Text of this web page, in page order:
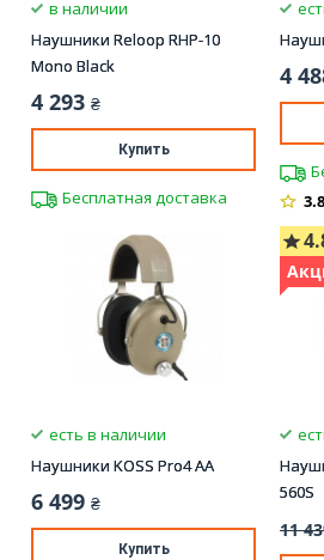
в наличии
Наушники Reloop RHP-10
Mono Black
4 293 ₴
Купить
Бесплатная доставка
4
3.8
есть в наличии
Наушники KOSS Pro4 AA
6 499 ₴
Купить
560S
11